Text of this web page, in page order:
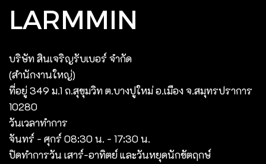
LARMMIN
บริษัท สินเจริญรับเบอร์ จํากัด
(สํานักงานใหญ่)
ที่อยู่ 349 ม.1 ถ.สุขุมวิท ต.บางปูใหม่ อ.เมือง จ.สมุทรปราการ
10280
วันเวลาทำการ
จันทร์ - ศุกร์ 08:30 น. - 17:30 น.
ปิดทำการวัน เสาร์-อาทิตย์ และวันหยุดนักขัตฤกษ์